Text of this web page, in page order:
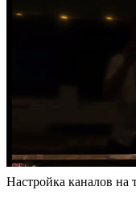
Настройка каналов на